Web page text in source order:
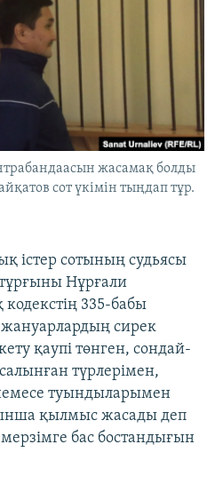
жасамақ болды
сот үкімін тыңдап тұр.
істер сотының судьясы
Нұрғали
335-бабы
жануарлардың сирек
қаупі төнген, сондай-
түрлерімен,
туындыларымен
қылмыс жасады деп
бас бостандығын